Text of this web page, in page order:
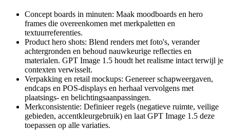
Concept boards in minuten: Maak moodboards en hero
frames die overeenkomen met merkpaletten en
textuurreferenties.
Product hero shots: Blend renders met foto's, verander
achtergronden en behoud nauwkeurige reflecties en
materialen. GPT Image 1.5 houdt het realisme intact terwijl je
contexten verwisselt.
Verpakking en retail mockups: Genereer schapweergaven,
endcaps en POS-displays en herhaal vervolgens met
plaatsings- en belichtingsaanpassingen.
Merkconsistentie: Definieer regels (negatieve ruimte, veilige
gebieden, accentkleurgebruik) en laat GPT Image 1.5 deze
toepassen op alle variaties.